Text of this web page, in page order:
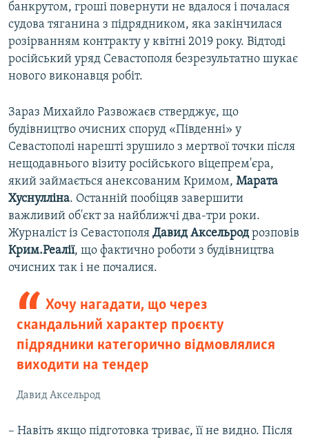
банкрутом, гроші повернути не вдалося і почалася
судова тяганина з підрядником, яка закінчилася
розірванням контракту у квітні 2019 року. Відтоді
російський уряд Севастополя безрезультатно шукає
нового виконавця робіт.
Зараз Михайло Развожаєв стверджує, що
будівництво очисних споруд «Південні» у
Севастополі нарешті зрушило з мертвої точки після
нещодавнього візиту російського віцепрем'єра,
який займається анексованим Кримом, Марата
Хуснулліна. Останній пообіцяв завершити
важливий об'єкт за найближчі два-три роки.
Журналіст із Севастополя Давид Аксельродрозповів
Крим.Реалії, що фактично роботи з будівництва
очисних так і не почалися.
Хочу нагадати, що через
скандальний характер проєкту
підрядники категорично відмовлялися
виходити на тендер
Давид Аксельрод
– Навіть якщо підготовка триває, її не видно. Після